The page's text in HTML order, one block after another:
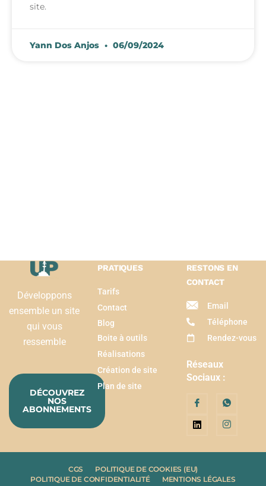
site.
Yann Dos Anjos 06/09/2024
Développons
ensemble un site
qui vous
ressemble
DÉCOUVREZ
NOS
ABONNEMENTS
PRATIQUES
Tarifs
Contact
Blog
Boite à outils
Réalisations
Création de site
Plan de site
RESTONS EN
CONTACT
Email
Téléphone
Rendez-vous
Réseaux
Sociaux :
CGS
POLITIQUE DE COOKIES (EU)
POLITIQUE DE CONFIDENTIALITÉ
MENTIONS LÉGALES